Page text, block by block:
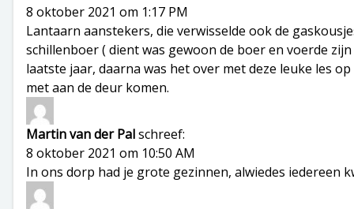
8 oktober 2021 om 1:17 PM
Lantaarn aanstekers, die verwisselde ook de
schillenboer ( dient was gewoon de boer en voerde
laatste jaar, daarna was het over met deze leuke les
met aan de deur komen.
Martin van der Palschreef:
8 oktober 2021 om 10:50 AM
In ons dorp had je grote gezinnen, alwiedes iedereen